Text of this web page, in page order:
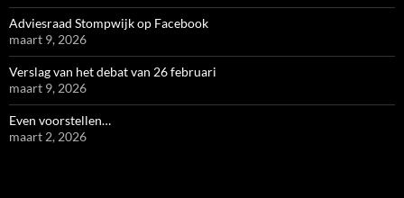
Adviesraad Stompwijk op Facebook
maart 9, 2026
Verslag van het debat van 26 februari
maart 9, 2026
Even voorstellen…
maart 2, 2026